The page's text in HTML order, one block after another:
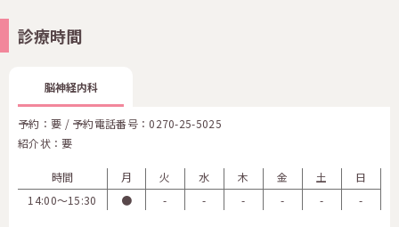
診療時間
脳神経内科
予約：要 / 予約電話番号： 0270-25-5025
紹介状：要
時間 月 火 水 木 金 土
日
14:00〜15:30
● - - - - - -